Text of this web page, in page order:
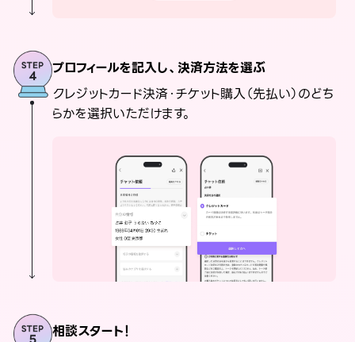
プロフィールを記入し、決済方法を選ぶ
クレジットカード決済・チケット購入（先払い）のどち
らかを選択いただけます。
相談スタート！